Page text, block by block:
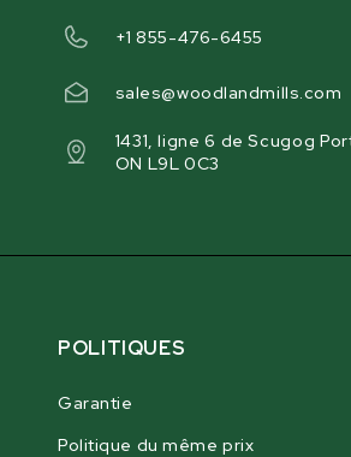
+1 855-476-6455
sales@woodlandmills.com
1431, ligne 6 de Scugog
ON L9L 0C3
POLITIQUES
Garantie
Politique du même prix